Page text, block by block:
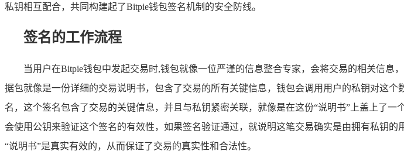
私钥相互配合，共同构建起了Bitpie钱包签名机制的安全防线。
签名的工作流程
当用户在Bitpie钱包中发起交易时,钱包就像一位严谨的信息整合专家，会将交易的相关信
据包就像是一份详细的交易说明书，包含了交易的所有关键信息，钱包会调用用户的私钥对这
名，这个签名包含了交易的关键信息，并且与私钥紧密关联，就像是在这份“说明书”上盖上了
会使用公钥来验证这个签名的有效性，如果签名验证通过，就说明这笔交易确实是由拥有私钥
“说明书”是真实有效的，从而保证了交易的真实性和合法性。